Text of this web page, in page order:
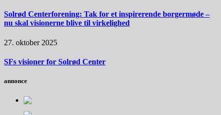
Solrød Centerforening: Tak for et inspirerende borgermøde –
nu skal visionerne blive til virkelighed
27. oktober 2025
SFs visioner for Solrød Center
annonce